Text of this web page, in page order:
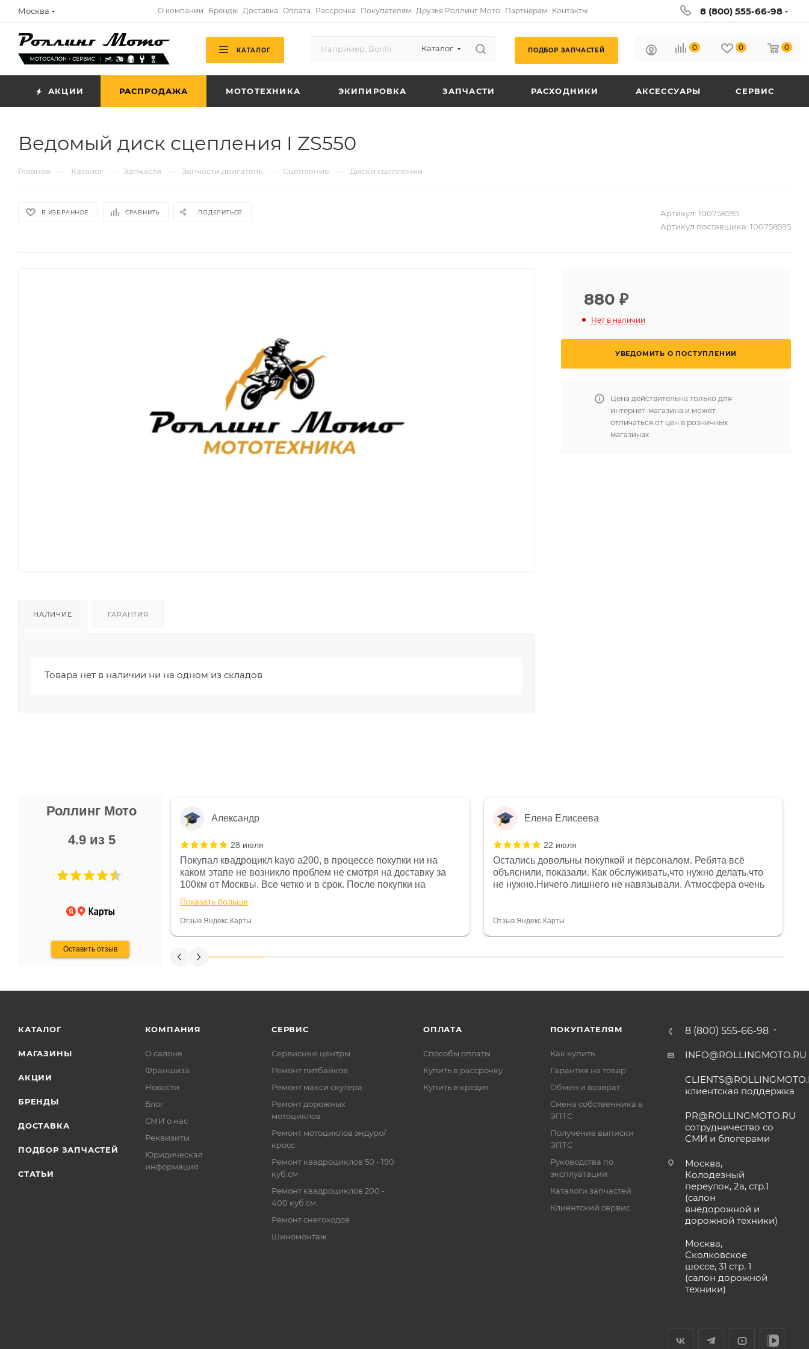
Москва О компании Бренды Доставка Оплата Рассрочка Покупателям Друзья Роллинг Мото Партнёрам Контакты 8 (800) 555-66-98
КАТАЛОГ Каталог ПОДБОР ЗАПЧАСТЕЙ 0 0 0
АКЦИИ РАСПРОДАЖА МОТОТЕХНИКА ЭКИПИРОВКА ЗАПЧАСТИ РАСХОДНИКИ АКСЕССУАРЫ СЕРВИС
Ведомый диск сцепления I ZS550
Главная — Каталог — Запчасти — Запчасти двигатель — Сцепление — Диски сцепления
В ИЗБРАННОЕ СРАВНИТЬ ПОДЕЛИТЬСЯ Артикул: 100758595
Артикул поставщика: 100758595
НАЛИЧИЕ ГАРАНТИЯ
Товара нет в наличии ни на одном из складов
880 ₽
Нет в наличии
УВЕДОМИТЬ О ПОСТУПЛЕНИИ
Цена действительна только для
интернет-магазина и может
отличаться от цен в розничных
магазинах
Роллинг Мото
4.9 из 5
Оставить отзыв
Не понравились условия
и дают только на год)
Александр
28 июля
Покупал квадроцикл kayo a200, в процессе покупки ни на
каком этапе не возникло проблем не смотря на доставку за
100км от Москвы. Все четко и в срок. После покупки на
спидометре всегда был 0, при этом представители магазина
постоянно были на связи и в итоге проблема была решена.
Считаю, что это говорит о небезразличии к клиенту после
Показать больше
Отзыв Яндекс.Карты
Елена Елисеева
22 июля
Остались довольны покупкой и персоналом. Ребята всё
объяснили, показали. Как обслуживать,что нужно делать,что
не нужно.Ничего лишнего не навязывали. Атмосфера очень
огромное спасибо Дмитрию, за клиентоориентированность и
Отзыв Яндекс.Карты
КАТАЛОГ
МАГАЗИНЫ
АКЦИИ
БРЕНДЫ
ДОСТАВКА
ПОДБОР ЗАПЧАСТЕЙ
СТАТЬИ
КОМПАНИЯ
О салоне
Франшиза
Новости
Блог
СМИ о нас
Реквизиты
Юридическая
информация
СЕРВИС
Сервисные центры
Ремонт питбайков
Ремонт макси скутера
Ремонт дорожных
мотоциклов
Ремонт мотоциклов эндуро/
кросс
Ремонт квадроциклов 50 - 190
куб.см
Ремонт квадроциклов 200 -
400 куб.см
Ремонт снегоходов
Шиномонтаж
ОПЛАТА
Способы оплаты
Купить в рассрочку
Купить в кредит
ПОКУПАТЕЛЯМ
Как купить
Гарантия на товар
Обмен и возврат
Смена собственника в
ЭПТС
Получение выписки
ЭПТС
Руководства по
эксплуатации
Каталоги запчастей
Клиентский сервис
8 (800) 555-66-98
INFO@ROLLINGMOTO.RU
клиентская поддержка
PR@ROLLINGMOTO.RU
сотрудничество со
СМИ и блогерами
Москва,
Колодезный
переулок, 2а, стр.1
(салон
внедорожной и
дорожной техники)
Москва,
Сколковское
шоссе, 31 стр. 1
(салон дорожной
техники)